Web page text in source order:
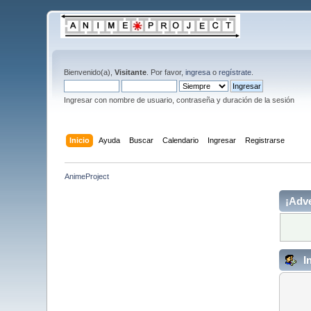
Bienvenido(a),Visitante . Por favor,ingresa oregístrate
Ingresar con nombre de usuario, contraseña y duración de la sesión
Inicio Ayuda Buscar Calendario Ingresar Registrarse
AnimeProject